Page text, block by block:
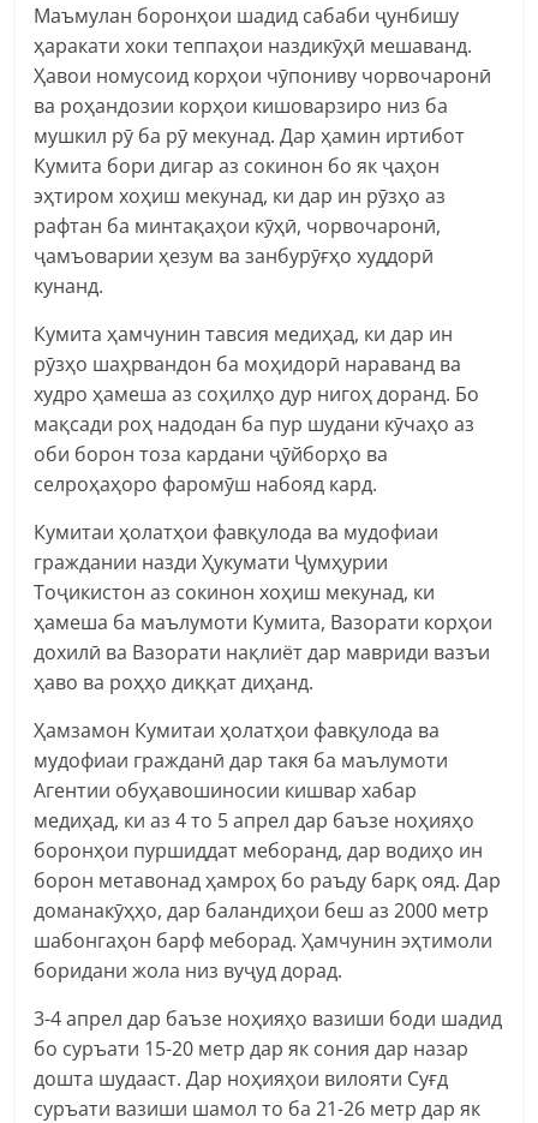
Маъмулан боронҳои шадид сабаби ҷунбишу
ҳаракати хоки теппаҳои наздикӯҳӣ мешаванд.
Ҳавои номусоид корҳои чӯпониву чорвочаронӣ
ва роҳандозии корҳои кишоварзиро низ ба
мушкил рӯ ба рӯ мекунад. Дар ҳамин иртибот
Кумита бори дигар аз сокинон бо як ҷаҳон
эҳтиром хоҳиш мекунад, ки дар ин рӯзҳо аз
рафтан ба минтақаҳои кӯҳӣ, чорвочаронӣ,
ҷамъоварии ҳезум ва занбурӯғҳо худдорӣ
кунанд.
Кумита ҳамчунин тавсия медиҳад, ки дар ин
рӯзҳо шаҳрвандон ба моҳидорӣ нараванд ва
худро ҳамеша аз соҳилҳо дур нигоҳ доранд. Бо
мақсади роҳ надодан ба пур шудани кӯчаҳо аз
оби борон тоза кардани ҷӯйборҳо ва
селроҳаҳоро фаромӯш набояд кард.
Кумитаи ҳолатҳои фавқулода ва мудофиаи
граждании назди Ҳукумати Ҷумҳурии
Тоҷикистон аз сокинон хоҳиш мекунад, ки
ҳамеша ба маълумоти Кумита, Вазорати корҳои
дохилӣ ва Вазорати нақлиёт дар мавриди вазъи
ҳаво ва роҳҳо диққат диҳанд.
Ҳамзамон Кумитаи ҳолатҳои фавқулода ва
мудофиаи гражданӣ дар такя ба маълумоти
Агентии обуҳавошиносии кишвар хабар
медиҳад, ки аз 4 то 5 апрел дар баъзе ноҳияҳо
боронҳои пуршиддат меборанд, дар водиҳо ин
борон метавонад ҳамроҳ бо раъду барқ ояд. Дар
доманакӯҳҳо, дар баландиҳои беш аз 2000 метр
шабонгаҳон барф меборад. Ҳамчунин эҳтимоли
боридани жола низ вуҷуд дорад.
3-4 апрел дар баъзе ноҳияҳо вазиши боди шадид
бо суръати 15-20 метр дар як сония дар назар
дошта шудааст. Дар ноҳияҳои вилояти Суғд
суръати вазиши шамол то ба 21-26 метр дар як